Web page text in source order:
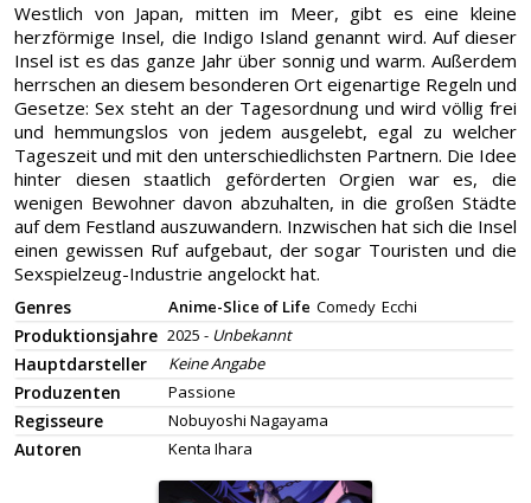
Westlich von Japan, mitten im Meer, gibt es eine kleine
herzförmige Insel, die Indigo Island genannt wird. Auf dieser
Insel ist es das ganze Jahr über sonnig und warm. Außerdem
herrschen an diesem besonderen Ort eigenartige Regeln und
Gesetze: Sex steht an der Tagesordnung und wird völlig frei
und hemmungslos von jedem ausgelebt, egal zu welcher
Tageszeit und mit den unterschiedlichsten Partnern. Die Idee
hinter diesen staatlich geförderten Orgien war es, die
wenigen Bewohner davon abzuhalten, in die großen Städte
auf dem Festland auszuwandern. Inzwischen hat sich die Insel
einen gewissen Ruf aufgebaut, der sogar Touristen und die
Sexspielzeug-Industrie angelockt hat.
Genres Anime-Slice of Life Comedy Ecchi
Produktionsjahre 2025 - Unbekannt
Hauptdarsteller Keine Angabe
Produzenten Passione
Regisseure Nobuyoshi Nagayama
Autoren Kenta Ihara